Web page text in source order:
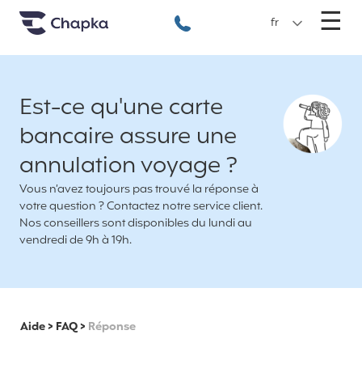
Chapka Assurances Voyages
+33 1 74 85 50 50
fr ☰
Est-ce qu'une carte
bancaire assure une
annulation voyage ?
Vous n’avez toujours pas trouvé la réponse à
votre question ? Contactez notre service client.
Nos conseillers sont disponibles du lundi au
vendredi de 9h à 19h.
Aide> FAQ> Réponse